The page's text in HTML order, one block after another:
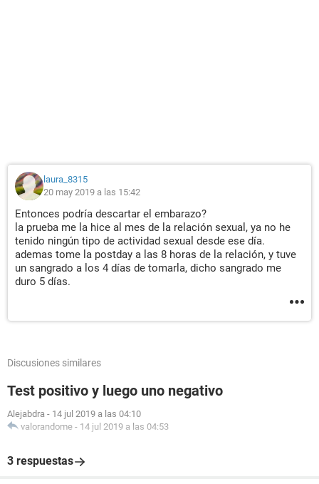
laura_8315
20 may 2019 a las 15:42
Entonces podría descartar el embarazo?
la prueba me la hice al mes de la relación sexual, ya no he
tenido ningún tipo de actividad sexual desde ese día.
ademas tome la postday a las 8 horas de la relación, y tuve
un sangrado a los 4 días de tomarla, dicho sangrado me
duro 5 días.
Discusiones similares
Test positivo y luego uno negativo
Alejabdra - 14 jul 2019 a las 04:10
valorandome - 14 jul 2019 a las 04:53
3 respuestas